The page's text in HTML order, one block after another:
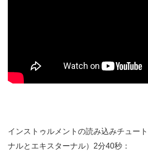
インストゥルメントの読み込みチュー
ナルとエキスターナル）2分40秒：